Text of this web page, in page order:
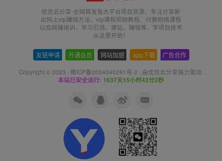
优优云分享-全网首发各大平台项目资源、专注分享新
出网上vip赚钱方法、vip课程视频教程、付费网络课程
以及网赚培训，学习引流、建站、赚钱等，学项目技术
从这里开始！
友链申请 开通会员 网站加盟 app下载 广告合作
Copyright © 2023 · 赣ICP备2024040251号-2 · 由优优云分享强力驱动.
本站已安全运行: 1637天15小时43分2秒